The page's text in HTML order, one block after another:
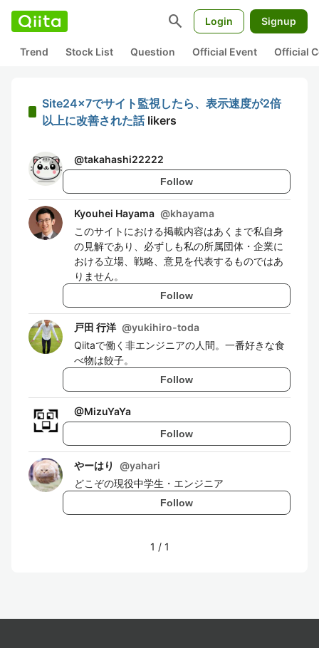
search Login Signup
Trend Stock List Question Official Event Official
Site24x7でサイト監視したら、表示速度が2倍
以上に改善された話 likers
@takahashi22222
Follow
Kyouhei Hayama @khayama
このサイトにおける掲載内容はあくまで私自身
の見解であり、必ずしも私の所属団体・企業に
おける立場、戦略、意見を代表するものではあ
りません。
Follow
戸田 行洋 @yukihiro-toda
Qiitaで働く非エンジニアの人間。一番好きな食
べ物は餃子。
Follow
@MizuYaYa
Follow
やーはり @yahari
どこぞの現役中学生・エンジニア
Follow
1 / 1